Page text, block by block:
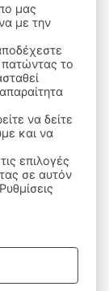
μας
με την
το
να δείτε
και να
επιλογές
σε αυτόν